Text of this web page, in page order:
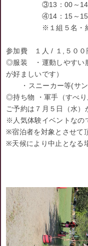
③13：00～14：
④14：15～15：
※１組５名・約６
参加費 １人 / １,５００
◎服装 ・運動しやすい
が好ましいです）
・スニーカー等(サン
◎持ち物 ・軍手（すべり
ご予約は７月５日（水
※人気体験イベントなの
※宿泊者を対象とさせて
※天候により中止となる